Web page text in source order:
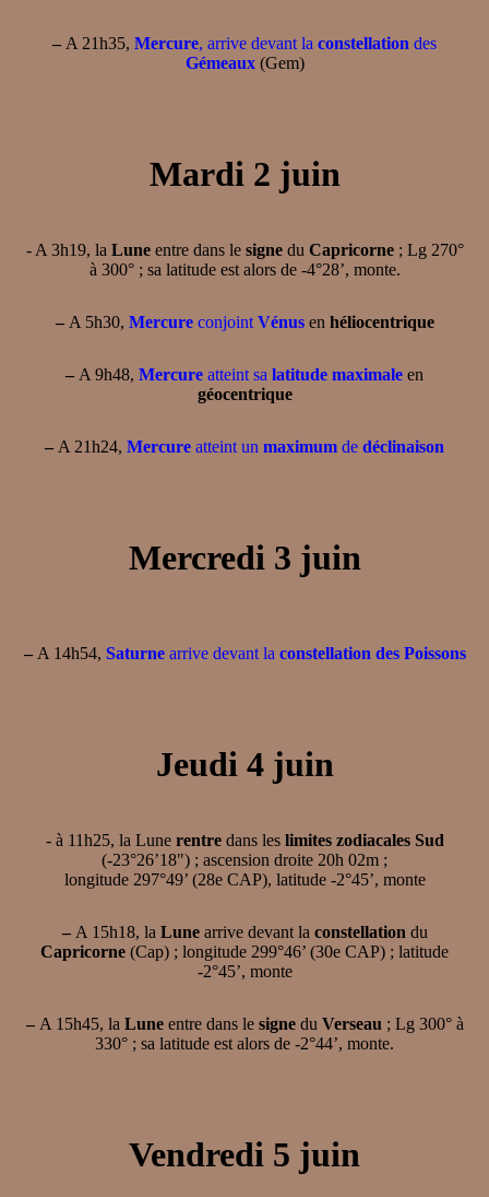
– A 21h35, Mercure, arrive devant la constellation des
Gémeaux(Gem)
Mardi 2 juin
- A 3h19, la Luneentre dans le signedu Capricorne; Lg 270°
à 300° ; sa latitude est alors de -4°28’, monte.
–A 5h30, Mercureconjoint Vénusen héliocentrique
– A 9h48, Mercure atteint sa latitude maximale en
géocentrique
– A 21h24, Mercure atteint un maximum de déclinaison
Mercredi 3 juin
–A 14h54, Saturnearrive devant la constellation des Poissons
Jeudi 4 juin
- à 11h25, la Lune rentredans les limites zodiacales Sud
(-23°26’18") ; ascension droite 20h 02m ;
longitude 297°49’ (28e CAP), latitude -2°45’, monte
–A 15h18, la Lunearrive devant la constellation du
Capricorne (Cap) ; longitude 299°46’ (30e CAP) ; latitude
-2°45’, monte
–A 15h45, la Luneentre dans le signedu Verseau ; Lg 300° à
330° ; sa latitude est alors de -2°44’, monte.
Vendredi 5 juin